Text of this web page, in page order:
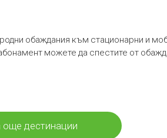
обаждания към стационарни и
можете да спестите от
още дестинации